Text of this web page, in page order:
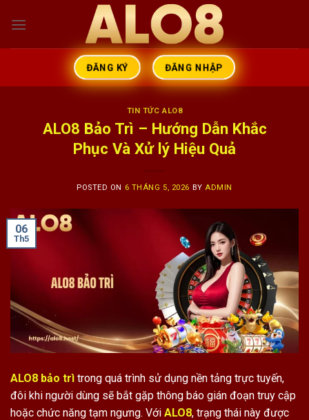
ĐĂNG KÝ ĐĂNG NHẬP
TIN TỨC ALO8
ALO8 Bảo Trì – Hướng Dẫn Khắc
Phục Và Xử lý Hiệu Quả
POSTED ON 6 THÁNG 5, 2026 BY ADMIN
06
Th5
ALO8 bảo trì trong quá trình sử dụng nền tảng trực tuyến,
đôi khi người dùng sẽ bắt gặp thông báo gián đoạn truy cập
hoặc chức năng tạm ngưng. Với ALO8, trạng thái này được